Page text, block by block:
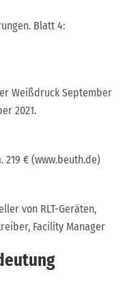
Blatt 4:
Weißdruck September
2021.
219 € (www.beuth.de)
von RLT-Geräten,
Facility Manager